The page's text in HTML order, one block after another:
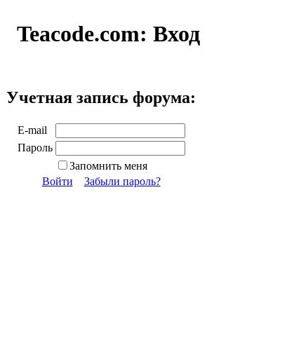
Teacode.com: Вход
Учетная запись форума:
E-mail
Пароль
Запомнить меня
Войти
Забыли пароль?